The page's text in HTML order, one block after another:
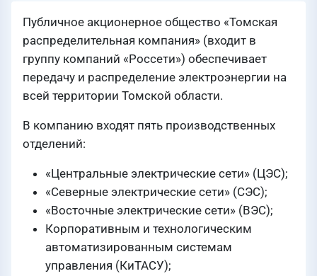
Публичное акционерное общество «Томская
распределительная компания» (входит в
группу компаний «Россети») обеспечивает
передачу и распределение электроэнергии на
всей территории Томской области.
В компанию входят пять производственных
отделений:
«Центральные электрические сети» (ЦЭС);
«Северные электрические сети» (СЭС);
«Восточные электрические сети» (ВЭС);
Корпоративным и технологическим
автоматизированным системам
управления (КиТАСУ);